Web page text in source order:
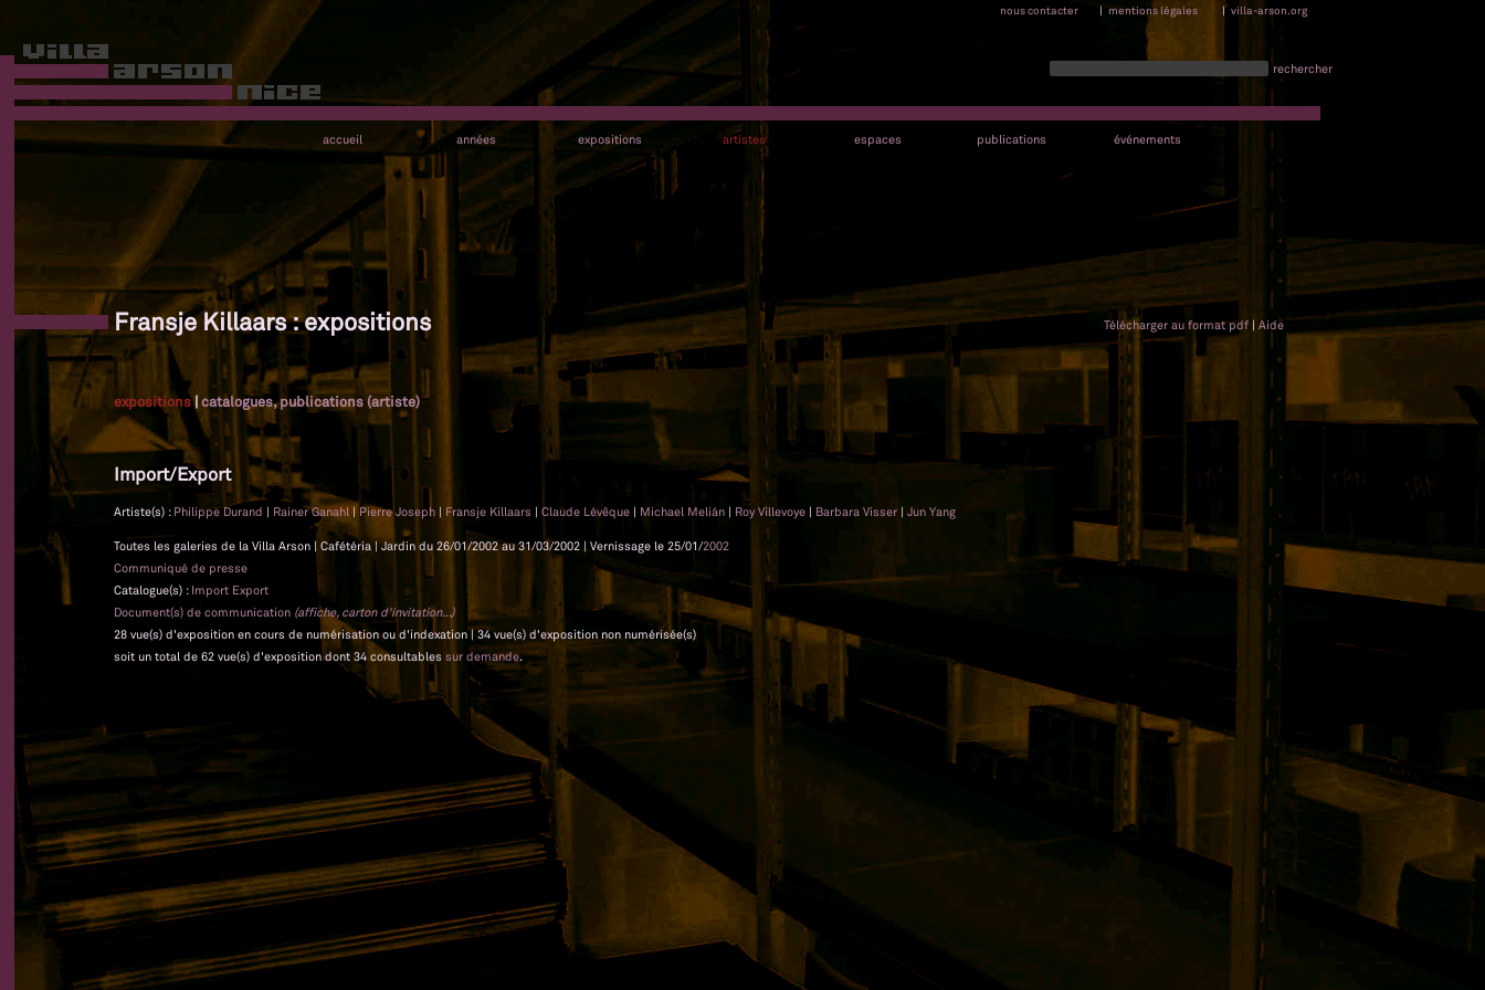
nous contacter | mentions légales | villa-arson.org
rechercher
accueil années expositions artistes espaces publications événements
Fransje Killaars : expositions Télécharger au format pdf | Aide
expositions|catalogues, publications (artiste)
Import/Export
Artiste(s) : Philippe Durand | Rainer Ganahl |Pierre Joseph | Fransje Killaars | Claude Lévêque | Michael Melián | Roy Villevoye | Barbara Visser | Jun Yang
Toutes les galeries de la Villa Arson | Cafétéria | Jardin du 26/01/2002 au 31/03/2002 | Vernissage le 25/01/2002
Communiqué de presse
Catalogue(s) : Import Export
Document(s) de communication (affiche, carton d'invitation...)
28 vue(s) d'exposition en cours de numérisation ou d'indexation | 34 vue(s) d'exposition non numérisée(s)
soit un total de 62 vue(s) d'exposition dont 34 consultables sur demande.